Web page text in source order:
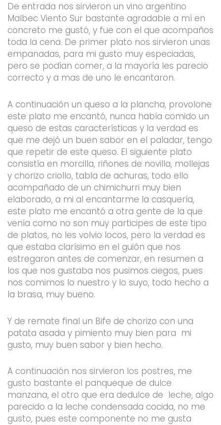
De entrada nos sirvieron un vino argentino
Malbec Viento Sur bastante agradable a mí en
concreto me gustó, y fue con el que acompaños
toda la cena. De primer plato nos sirvieron unas
empanadas, para mi gusto muy especiadas,
pero se podían comer, a la mayoría les parecio
correcto y a mas de uno le encantaron.
A continuación un queso a la plancha, provolone
este plato me encantó, nunca había comido un
queso de estas características y la verdad es
que me dejó un buen sabor en el paladar, tengo
que repetir de este queso. El siguiente plato
consistía en morcilla, riñones de novilla, mollejas
y chorizo criollo, tabla de achuras, todo ello
acompañado de un chimichurri muy bien
elaborado, a mi al encantarme la casquería,
este plato me encantó a otra gente de la que
venía como no son muy participes de este tipo
de platos, no les volvio locos, pero la verdad es
que estaba clarísimo en el guión que nos
estregaron antes de comenzar, en resumen a
los que nos gustaba nos pusimos ciegos, pues
nos comimos lo nuestro y lo suyo, todo hecho a
la brasa, muy bueno.
Y de remate final un Bife de chorizo con una
patata asada y pimiento muy bien para mi
gusto, muy buen sabor y bien hecho.
A continuación nos sirvieron los postres, me
gusto bastante el panqueque de dulce
manzana, el otro que era dedulce de leche, algo
parecido a la leche condensada cocida, no me
gusto, pues este componente no me gusta